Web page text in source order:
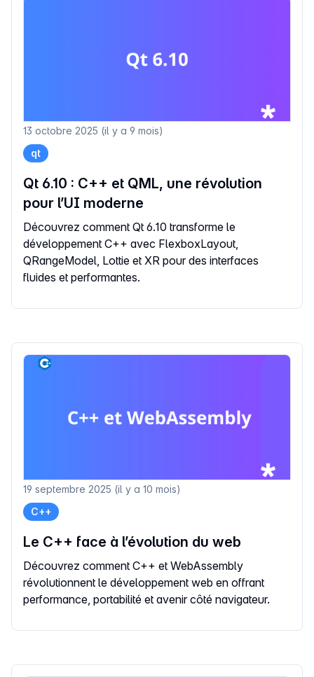
13 octobre 2025 (il y a 9 mois)
qt
Qt 6.10 : C++ et QML, une révolution
pour l’UI moderne
Découvrez comment Qt 6.10 transforme le
développement C++ avec FlexboxLayout,
QRangeModel, Lottie et XR pour des interfaces
fluides et performantes.
19 septembre 2025 (il y a 10 mois)
C++
Le C++ face à l’évolution du web
Découvrez comment C++ et WebAssembly
révolutionnent le développement web en offrant
performance, portabilité et avenir côté navigateur.